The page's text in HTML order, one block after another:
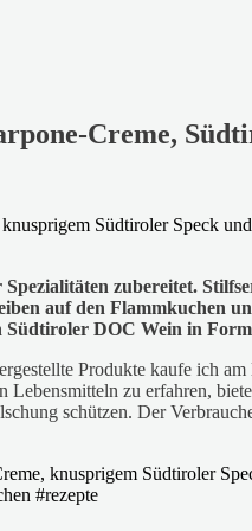
Creme,
zubereitet.
auf den Flammkuchen
DOC Wein in
Produkte kaufe ich
zu erfahren,
schützen. Der